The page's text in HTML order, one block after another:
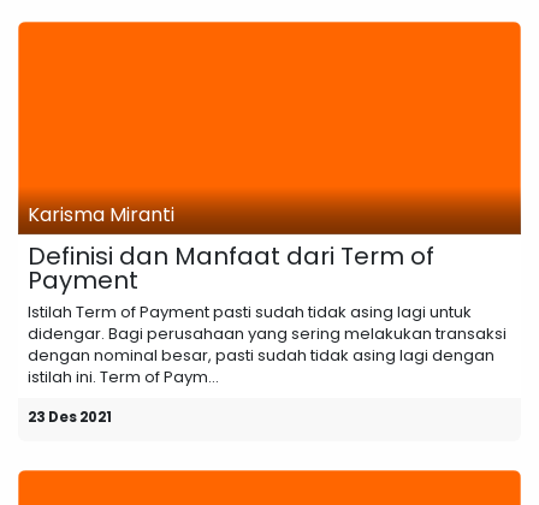
Karisma Miranti
Definisi dan Manfaat dari Term of
Payment
Istilah Term of Payment pasti sudah tidak asing lagi untuk
didengar. Bagi perusahaan yang sering melakukan transaksi
dengan nominal besar, pasti sudah tidak asing lagi dengan
istilah ini. Term of Paym...
23 Des 2021